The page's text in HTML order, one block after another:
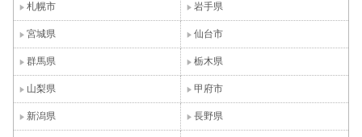
札幌市 岩手県
宮城県 仙台市
群馬県 栃木県
山梨県 甲府市
新潟県 長野県